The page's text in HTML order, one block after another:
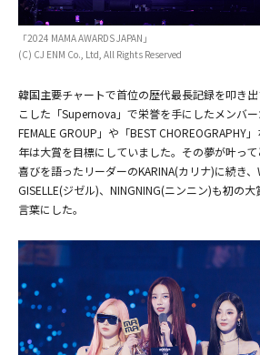
「2024 MAMA AWARDS JAPAN」
(C) CJ ENM Co., Ltd, All Rights Reserved
韓国主要チャートで首位の歴代最長記録を叩き
こした「Supernova」で栄誉を手にしたメンバ
FEMALE GROUP」や「BEST CHOREOGRAPHY
年は大賞を目標にしていました。その夢が叶っ
喜びを語ったリーダーのKARINA(カリナ)に続き、
GISELLE(ジゼル)、NINGNING(ニンニン)も初の
言葉にした。
(C) CJ ENM Co., Ltd, All Rights Reserved
(C) CJ ENM Co., Ltd, All Rights Reserved